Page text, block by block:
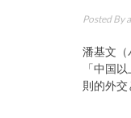
Posted By
潘基文（
「中国
則的外